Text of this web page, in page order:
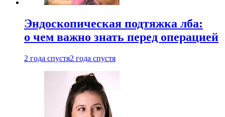
Эндоскопическая подтяжка лба:
о чем важно знать перед операцией
2 года спустя2 года спустя